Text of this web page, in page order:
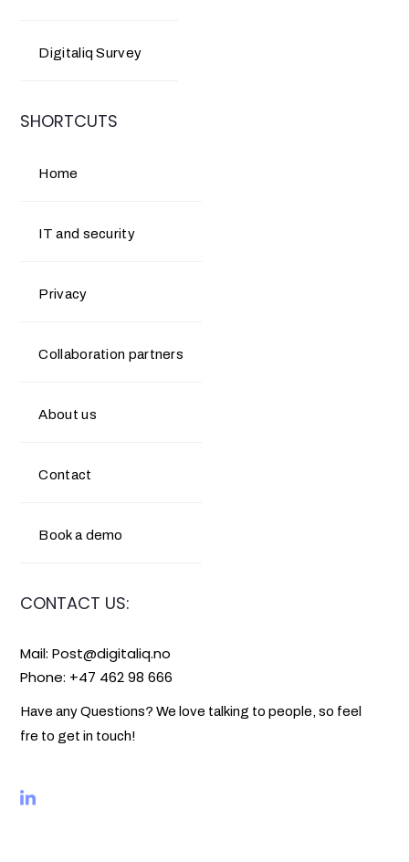
Digitaliq Survey
SHORTCUTS
Home
IT and security
Privacy
Collaboration partners
About us
Contact
Book a demo
CONTACT US:
Mail:Post@digitaliq.no
Phone: +47 462 98 666
Have any Questions? We love talking to people, so feel
fre to get in touch!